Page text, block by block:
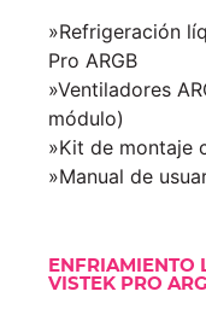
»Refrigeración
Pro ARGB
»Ventiladores
módulo)
»Kit de montaje
»Manual de
ENFRIAMIENTO
VISTEK PRO